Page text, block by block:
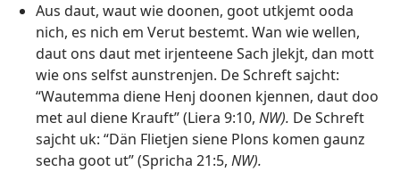
Aus daut, waut wie doonen, goot utkjemt ooda
nich, es nich em Verut bestemt. Wan wie wellen,
daut ons daut met irjenteene Sach jlekjt, dan mott
wie ons selfst aunstrenjen. De Schreft sajcht:
“Wautemma diene Henj doonen kjennen, daut doo
met aul diene Krauft” (Liera 9:10, NW). De Schreft
sajcht uk: “Dän Flietjen siene Plons komen gaunz
secha goot ut” (Spricha 21:5, NW).